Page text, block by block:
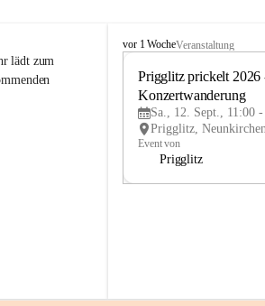
lädt zum
P
vor 1 WocheVeranstaltung
Prigglitz prickelt 2026
Konzertwanderung
Sa., 12. Sept., 11:00
Event von
Prigglitz